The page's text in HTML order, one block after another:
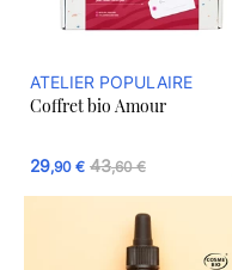
ATELIER POPULAIRE
Coffret bio Amour
29,90 € 43,60 €